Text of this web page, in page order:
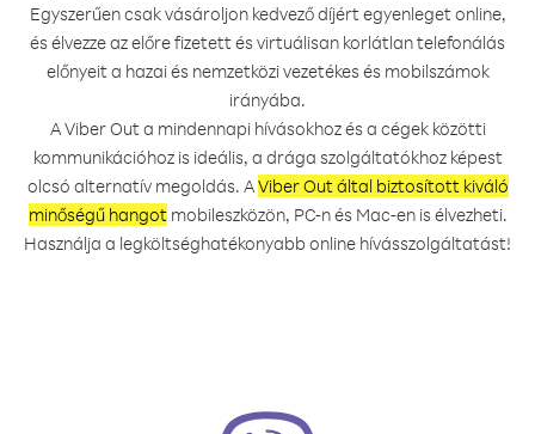
Egyszerűen csak vásároljon kedvező díjért egyenleget online,
és élvezze az előre fizetett és virtuálisan korlátlan telefonálás
előnyeit a hazai és nemzetközi vezetékes és mobilszámok
irányába.
A Viber Out a mindennapi hívásokhoz és a cégek közötti
kommunikációhoz is ideális, a drága szolgáltatókhoz képest
olcsó alternatív megoldás. AViber Out által biztosított kiváló
minőségű hangotmobileszközön, PC-n és Mac-en is élvezheti.
Használja a legköltséghatékonyabb online hívásszolgáltatást!